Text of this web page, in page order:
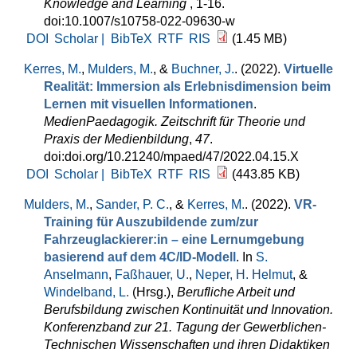
Knowledge and Learning , 1-16.
doi:10.1007/s10758-022-09630-w
DOI
Scholar | BibTeX RTF RIS (1.45 MB)
Kerres, M., Mulders, M., & Buchner, J.. (2022). Virtuelle
Realität: Immersion als Erlebnisdimension beim
Lernen mit visuellen Informationen.
MedienPaedagogik. Zeitschrift für Theorie und
Praxis der Medienbildung, 47.
doi:doi.org/10.21240/mpaed/47/2022.04.15.X
DOI
Scholar | BibTeX RTF RIS (443.85 KB)
Mulders, M., Sander, P. C., & Kerres, M.. (2022). VR-
Training für Auszubildende zum/zur
Fahrzeuglackierer:in – eine Lernumgebung
basierend auf dem 4C/ID-Modell . In S.
Anselmann, Faßhauer, U., Neper, H. Helmut, &
Windelband, L. (Hrsg.), Berufliche Arbeit und
Berufsbildung zwischen Kontinuität und Innovation.
Konferenzband zur 21. Tagung der Gewerblichen-
Technischen Wissenschaften und ihren Didaktiken